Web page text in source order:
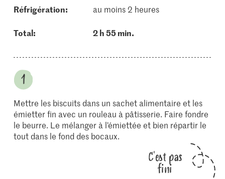
réfrigération:
au moins 2 heures
Total: 2 h 55 min.
Mettre les biscuits dans un sachet alimentaire et les
émietter fin avec un rouleau à pâtisserie. Faire fondre
le beurre. Le mélanger à l’émiettée et bien répartir le
tout dans le fond des bocaux.
C'est pas
fini